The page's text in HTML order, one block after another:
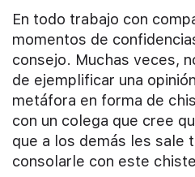
En todo trabajo con
momentos de
consejo. Muchas veces,
de ejemplificar una
metáfora en forma de
con un colega que cree
que a los demás les sale
consolarle con este